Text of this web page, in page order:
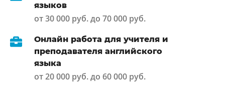
языков
от 30 000 руб. до 70 000 руб.
Онлайн работа для учителя и
преподавателя английского
языка
от 20 000 руб. до 60 000 руб.